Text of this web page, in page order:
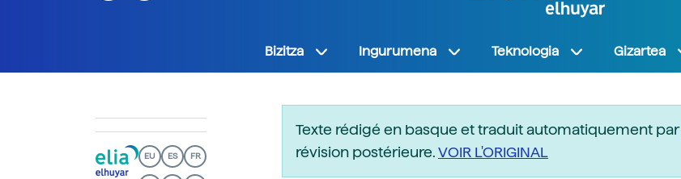
Bizitza Ingurumena Teknologia Gizartea
EU ES FR
Texte rédigé en basque et traduit automatiquement par
révision postérieure.VOIR L'ORIGINAL